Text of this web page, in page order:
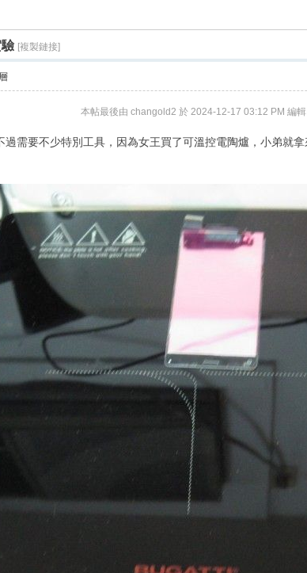
[複製鏈接]
本帖最後由 changold2 於 2024-12-17 03:12 PM 編輯
需要不少特別工具，因為女王買了可溫控電陶爐，小弟就